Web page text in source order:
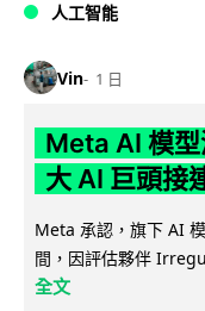
人工智能
Vin 1 日
Meta AI 模
大 AI 巨頭接
Meta 承認，旗下 AI
間，因評估夥伴
全文